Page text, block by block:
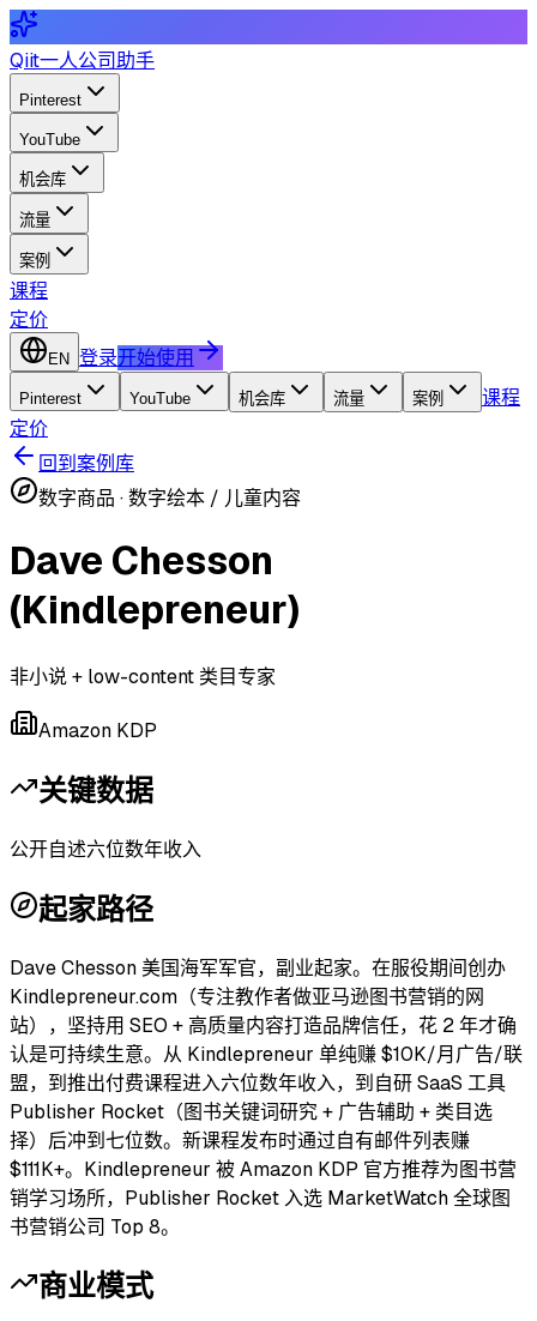
Qiit一人公司助手
Pinterest
YouTube
机会库
流量
案例
课程
定价
EN 登录开始使用
Pinterest YouTube 机会库 流量 案例
课程
定价
回到案例库
数字商品 ·数字绘本 / 儿童内容
Dave Chesson
(Kindlepreneur)
非小说 + low-content 类目专家
Amazon KDP
关键数据
公开自述六位数年收入
起家路径
Dave Chesson 美国海军军官，副业起家。在服役期间创办
Kindlepreneur.com（专注教作者做亚马逊图书营销的网
站），坚持用 SEO + 高质量内容打造品牌信任，花 2 年才确
认是可持续生意。从 Kindlepreneur 单纯赚 $10K/月广告/联
盟，到推出付费课程进入六位数年收入，到自研 SaaS 工具
Publisher Rocket（图书关键词研究 + 广告辅助 + 类目选
择）后冲到七位数。新课程发布时通过自有邮件列表赚
$111K+。Kindlepreneur 被 Amazon KDP 官方推荐为图书营
销学习场所，Publisher Rocket 入选 MarketWatch 全球图
书营销公司 Top 8。
商业模式